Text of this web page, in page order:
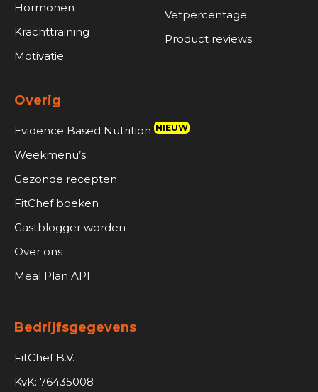
Hormonen
Krachttraining
Motivatie
Vetpercentage
Product reviews
Overig
Evidence Based Nutrition NIEUW
Weekmenu’s
Gezonde recepten
FitChef boeken
Gastblogger worden
Over ons
Meal Plan API
Bedrijfsgegevens
FitChef B.V.
KvK: 76435008